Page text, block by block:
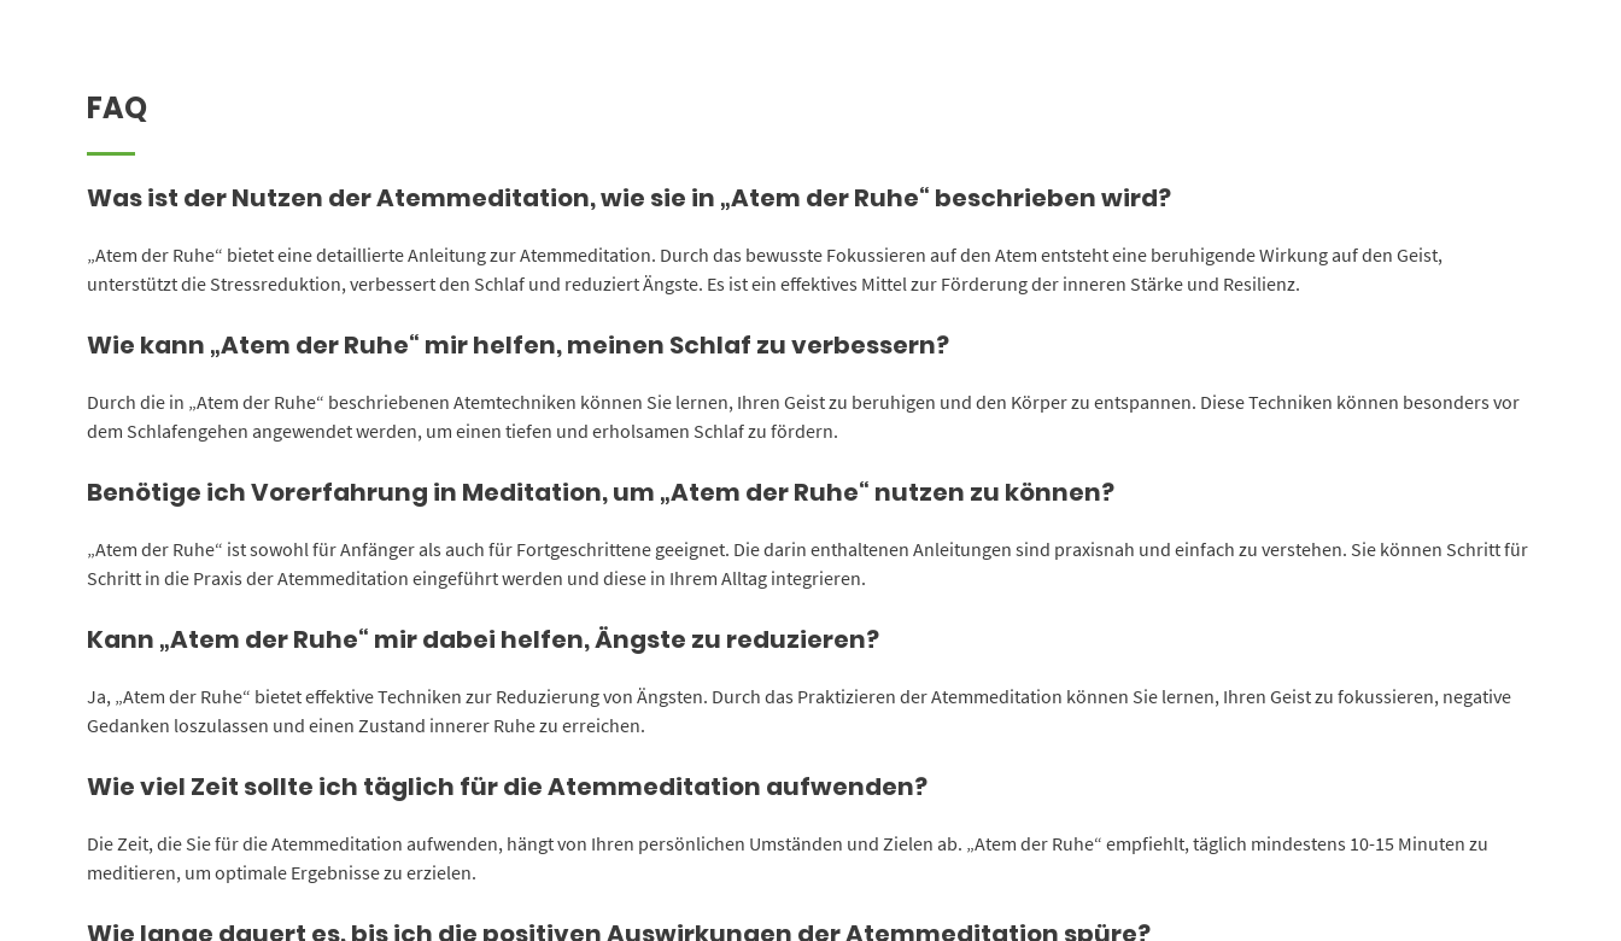
FAQ
Was ist der Nutzen der Atemmeditation, wie sie in „Atem der Ruhe“ beschrieben wird?
„Atem der Ruhe“ bietet eine detaillierte Anleitung zur Atemmeditation. Durch das bewusste Fokussieren auf den Atem entsteht eine beruhigende Wirkung auf den Geist,
unterstützt die Stressreduktion, verbessert den Schlaf und reduziert Ängste. Es ist ein effektives Mittel zur Förderung der inneren Stärke und Resilienz.
Wie kann „Atem der Ruhe“ mir helfen, meinen Schlaf zu verbessern?
Durch die in „Atem der Ruhe“ beschriebenen Atemtechniken können Sie lernen, Ihren Geist zu beruhigen und den Körper zu entspannen. Diese Techniken können besonders vor
dem Schlafengehen angewendet werden, um einen tiefen und erholsamen Schlaf zu fördern.
Benötige ich Vorerfahrung in Meditation, um „Atem der Ruhe“ nutzen zu können?
„Atem der Ruhe“ ist sowohl für Anfänger als auch für Fortgeschrittene geeignet. Die darin enthaltenen Anleitungen sind praxisnah und einfach zu verstehen. Sie können Schritt für
Schritt in die Praxis der Atemmeditation eingeführt werden und diese in Ihrem Alltag integrieren.
Kann „Atem der Ruhe“ mir dabei helfen, Ängste zu reduzieren?
Ja, „Atem der Ruhe“ bietet effektive Techniken zur Reduzierung von Ängsten. Durch das Praktizieren der Atemmeditation können Sie lernen, Ihren Geist zu fokussieren, negative
Gedanken loszulassen und einen Zustand innerer Ruhe zu erreichen.
Wie viel Zeit sollte ich täglich für die Atemmeditation aufwenden?
Die Zeit, die Sie für die Atemmeditation aufwenden, hängt von Ihren persönlichen Umständen und Zielen ab. „Atem der Ruhe“ empfiehlt, täglich mindestens 10-15 Minuten zu
meditieren, um optimale Ergebnisse zu erzielen.
Wie lange dauert es, bis ich die positiven Auswirkungen der Atemmeditation spüre?